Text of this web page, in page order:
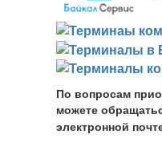
По вопросам
можете
электронной